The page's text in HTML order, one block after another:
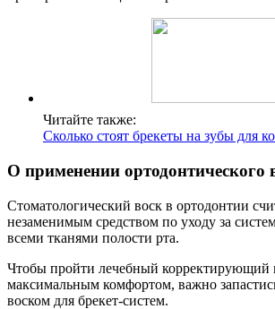
Читайте также:
Сколько стоят брекеты на зубы для
О применении ортодонтического
Стоматологический воск в ортодонтии
незаменимым средством по уходу за
всеми тканями полости рта.
Чтобы пройти лечебный корректирующий
максимальным комфортом, важно
воском для брекет-систем.